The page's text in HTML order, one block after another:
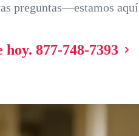
preguntas—estamos aquí
hoy. 877-748-7393